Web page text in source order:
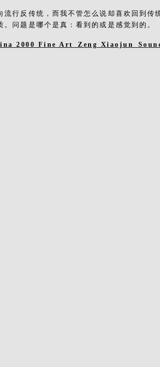
流行反传统，而我不管怎么说却喜欢回到传
。问题是哪个是真：看到的或是感觉到的。
2000 Fine Art_Zeng